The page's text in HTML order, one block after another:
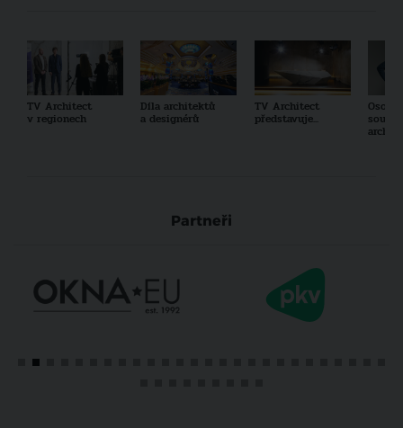
TV Architect
v regionech
Díla architektů
a designérů
TV Architect
představuje...
Partneři